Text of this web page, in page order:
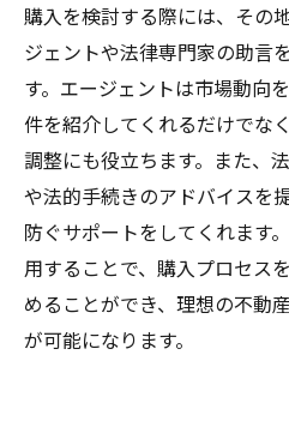
購入を検討する際には、その
ジェントや法律専門家の助言
す。エージェントは市場動向
件を紹介してくれるだけでな
調整にも役立ちます。また、
や法的手続きのアドバイスを
防ぐサポートをしてくれます
用することで、購入プロセス
めることができ、理想の不動
が可能になります。